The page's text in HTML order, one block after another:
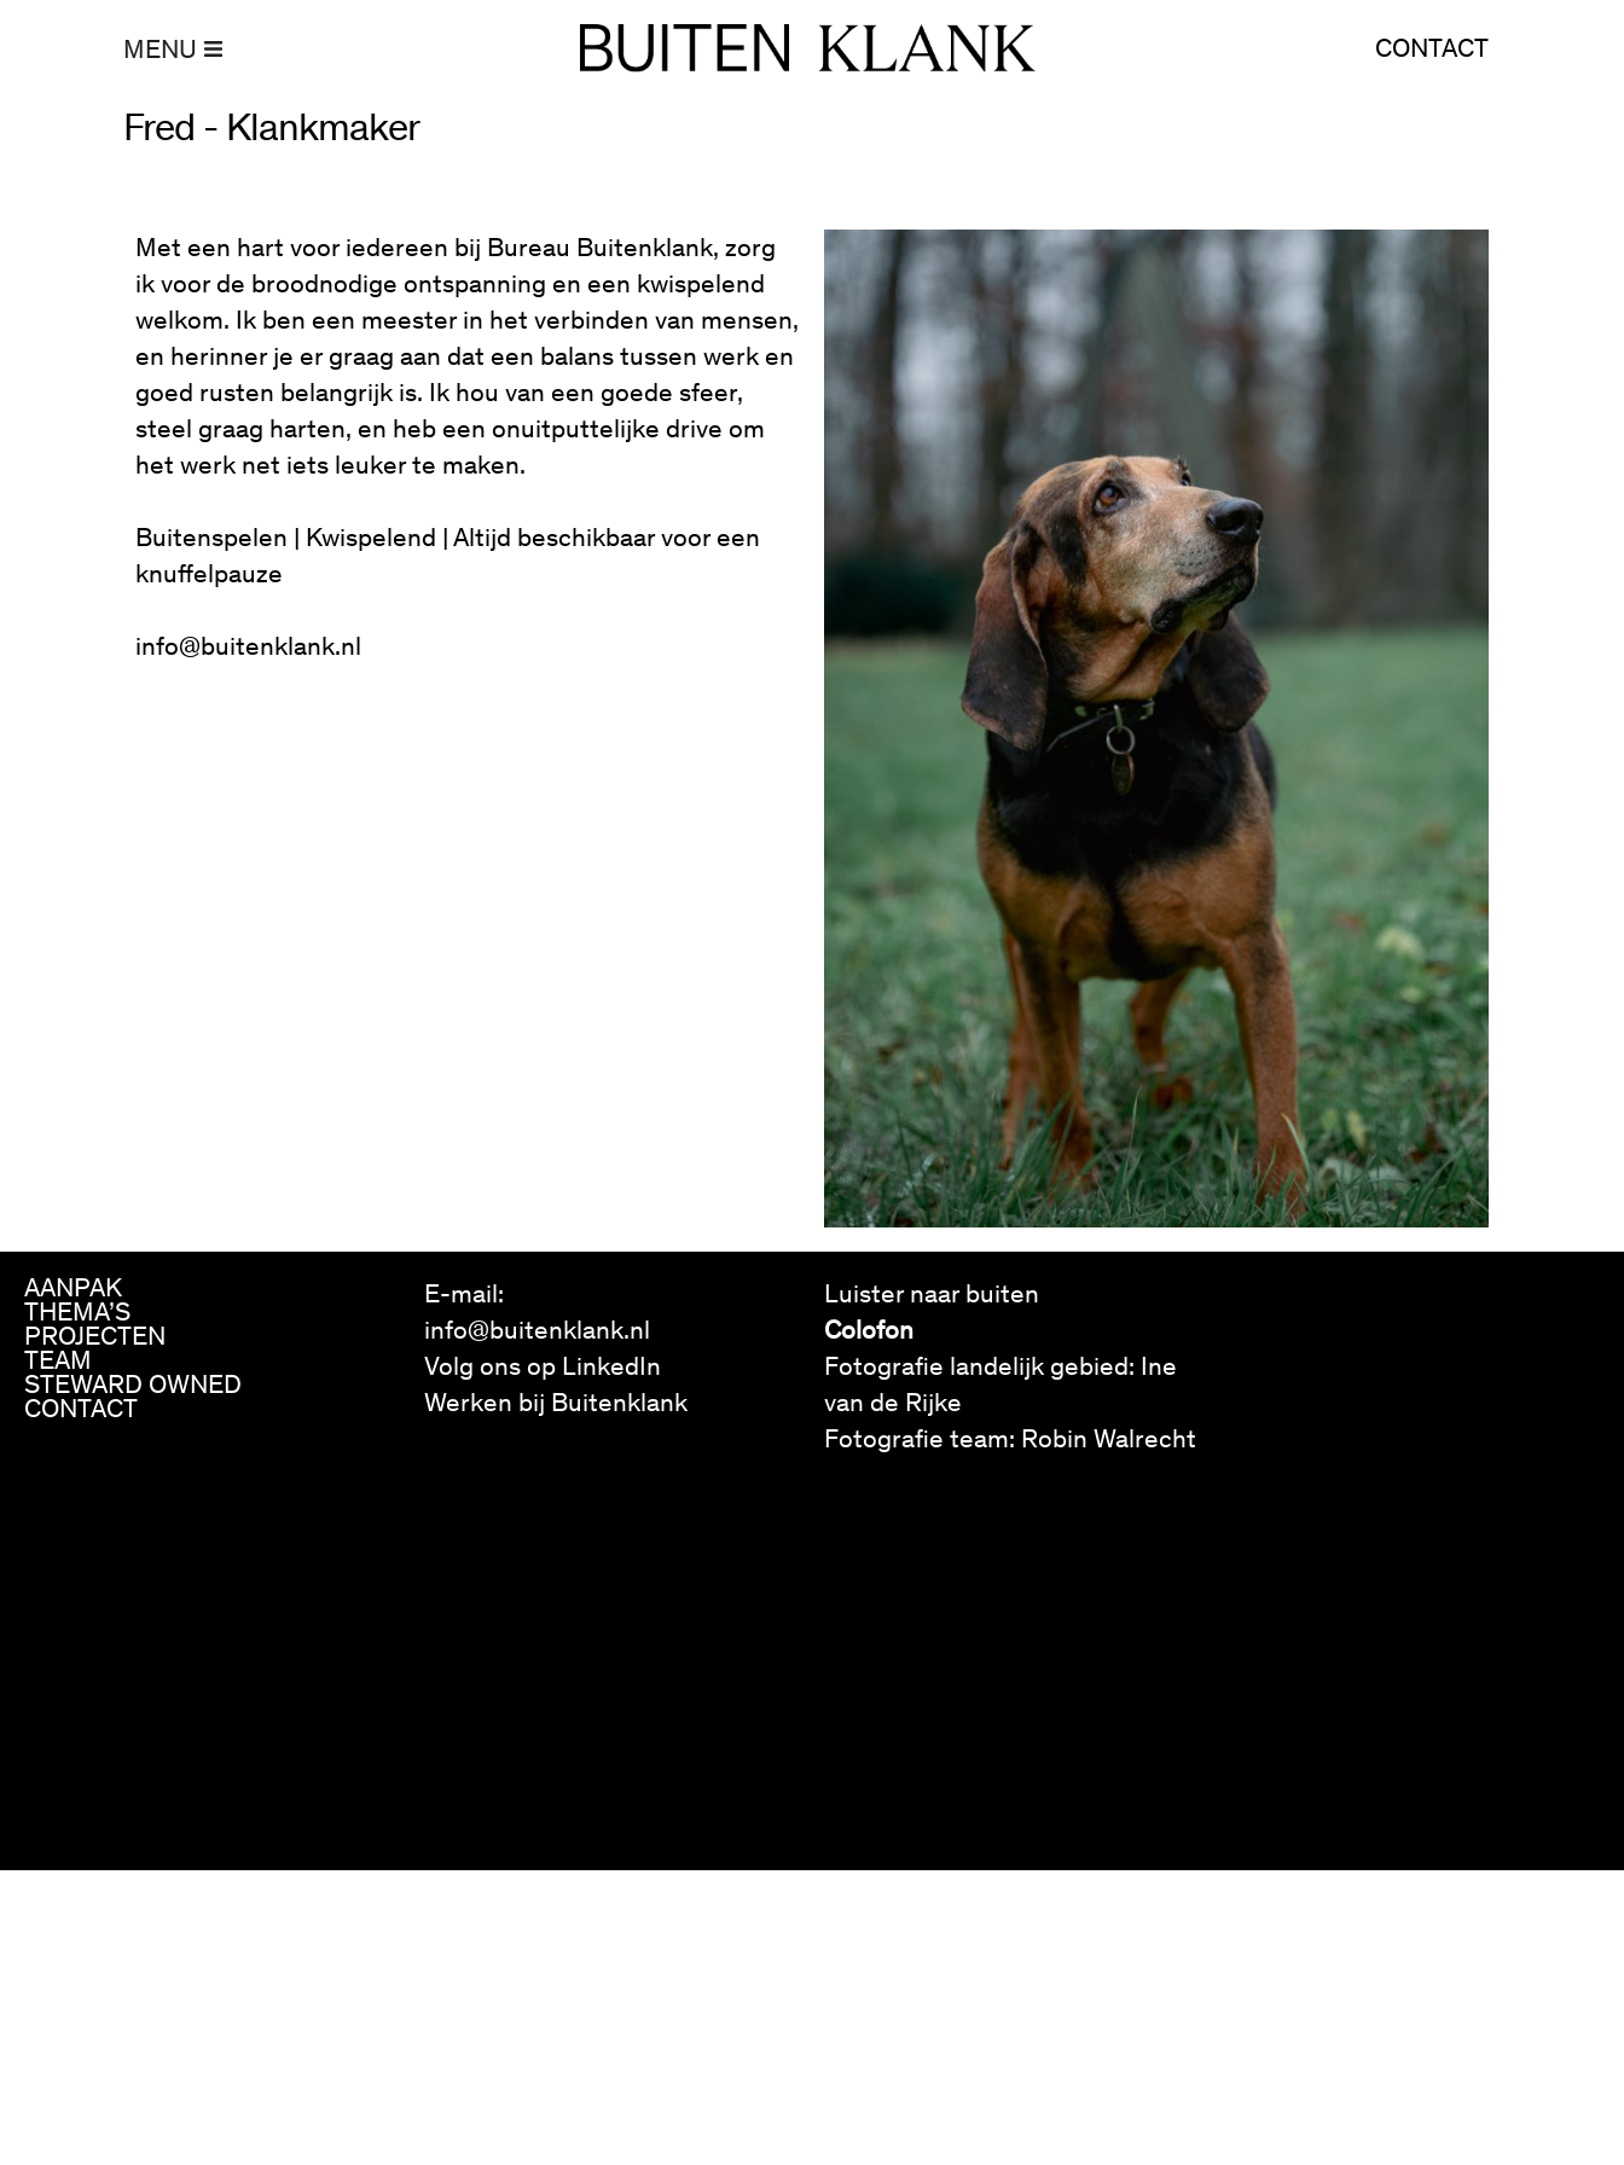
MENU CONTACT
Fred - Klankmaker
Met een hart voor iedereen bij Bureau Buitenklank, zorg
ik voor de broodnodige ontspanning en een kwispelend
welkom. Ik ben een meester in het verbinden van mensen,
en herinner je er graag aan dat een balans tussen werk en
goed rusten belangrijk is. Ik hou van een goede sfeer,
steel graag harten, en heb een onuitputtelijke drive om
het werk net iets leuker te maken.
Buitenspelen | Kwispelend | Altijd beschikbaar voor een
knuffelpauze
info@buitenklank.nl
AANPAK
THEMA’S
PROJECTEN
TEAM
STEWARD OWNED
CONTACT
E-mail:
info@buitenklank.nl
Volg ons op LinkedIn
Werken bij Buitenklank
Luister naar buiten
Colofon
Fotografie landelijk gebied: Ine
van de Rijke
Fotografie team: Robin Walrecht